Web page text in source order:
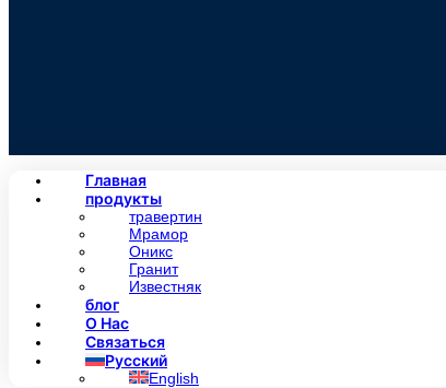
Главная
продукты
травертин
Мрамор
Оникс
Гранит
Известняк
блог
О Нас
Связаться
Русский
English